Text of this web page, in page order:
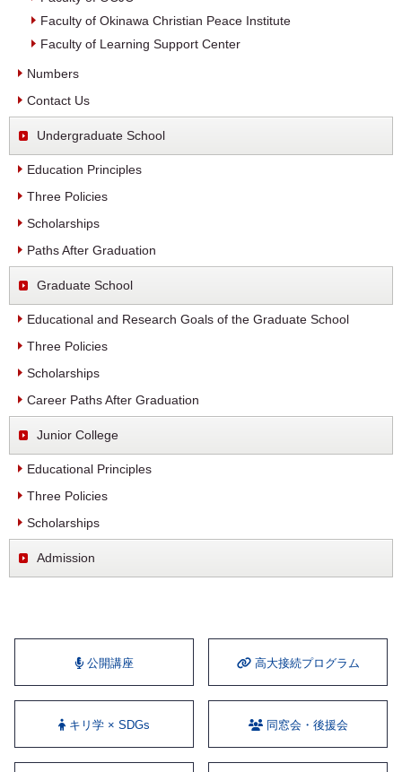
Faculty of Okinawa Christian Peace Institute
Faculty of Learning Support Center
Numbers
Contact Us
Undergraduate School
Education Principles
Three Policies
Scholarships
Paths After Graduation
Graduate School
Educational and Research Goals of the Graduate School
Three Policies
Scholarships
Career Paths After Graduation
Junior College
Educational Principles
Three Policies
Scholarships
Admission
公開講座 ⾼⼤接続プログラム
キリ学 × SDGs 同窓会・後援会